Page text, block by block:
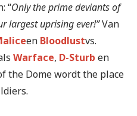
“Only the prime deviants of
largest uprising ever!”Van
en Bloodlustvs.
Warface, D-Sturb en
the Dome wordt the place